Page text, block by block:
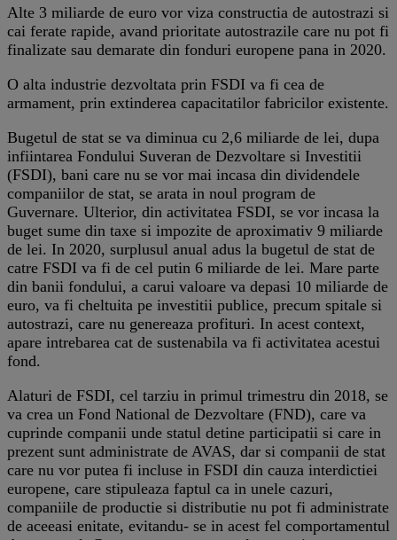
Alte 3 miliarde de euro vor viza constructia de autostrazi si
cai ferate rapide, avand prioritate autostrazile care nu pot fi
finalizate sau demarate din fonduri europene pana in 2020.
O alta industrie dezvoltata prin FSDI va fi cea de
armament, prin extinderea capacitatilor fabricilor existente.
Bugetul de stat se va diminua cu 2,6 miliarde de lei, dupa
infiintarea Fondului Suveran de Dezvoltare si Investitii
(FSDI), bani care nu se vor mai incasa din dividendele
companiilor de stat, se arata in noul program de
Guvernare. Ulterior, din activitatea FSDI, se vor incasa la
buget sume din taxe si impozite de aproximativ 9 miliarde
de lei. In 2020, surplusul anual adus la bugetul de stat de
catre FSDI va fi de cel putin 6 miliarde de lei. Mare parte
din banii fondului, a carui valoare va depasi 10 miliarde de
euro, va fi cheltuita pe investitii publice, precum spitale si
autostrazi, care nu genereaza profituri. In acest context,
apare intrebarea cat de sustenabila va fi activitatea acestui
fond.
Alaturi de FSDI, cel tarziu in primul trimestru din 2018, se
va crea un Fond National de Dezvoltare (FND), care va
cuprinde companii unde statul detine participatii si care in
prezent sunt administrate de AVAS, dar si companii de stat
care nu vor putea fi incluse in FSDI din cauza interdictiei
europene, care stipuleaza faptul ca in unele cazuri,
companiile de productie si distributie nu pot fi administrate
de aceeasi enitate, evitandu- se in acest fel comportamentul